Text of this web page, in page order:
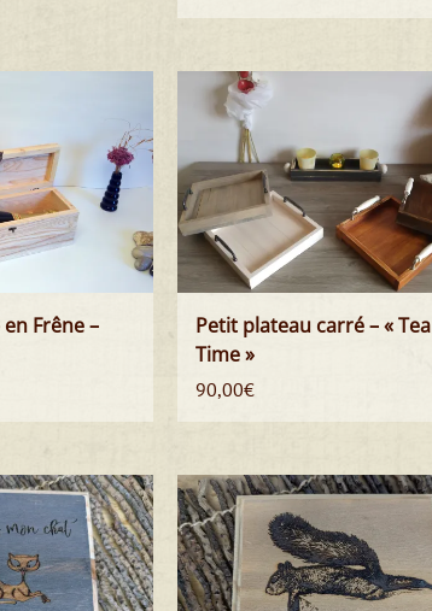
Frêne –
Petit plateau carré – « Tea
Time »
90,00€